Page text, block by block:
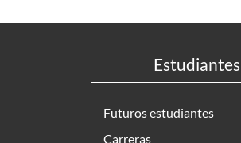
Estudiantes
Futuros estudiantes
Carreras